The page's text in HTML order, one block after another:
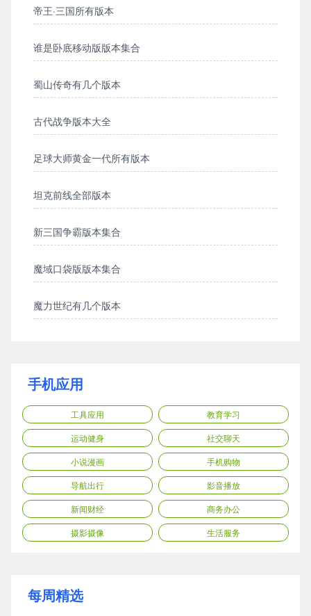
帝王·三国所有版本
谁是卧底移动版版本集合
蜀山传奇有几个版本
古代战争版本大全
足球大师黄金一代所有版本
坦克前线全部版本
新三国争霸版本集合
魔域口袋版版本集合
魔力世纪有几个版本
手机应用
工具应用 教育学习
运动健身 社交聊天
小说漫画 手机购物
导航出行 影音播放
新闻财经 商务办公
摄影摄像 生活服务
每周精选